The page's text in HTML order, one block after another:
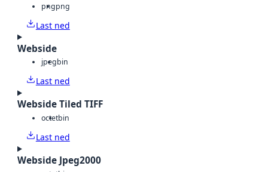
pngpng
Last ned
Webside
jpegbin
Last ned
Webside Tiled TIFF
octetbin
Last ned
Webside Jpeg2000